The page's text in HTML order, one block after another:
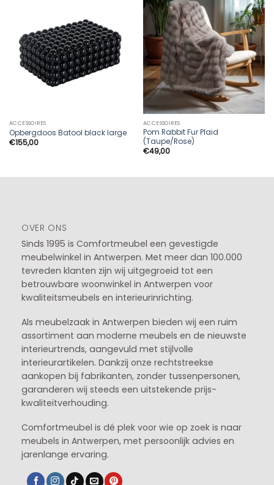
ACCESSOIRES
Opbergdoos Batool black large
€155,00
ACCESSOIRES
Pom Rabbit Fur Plaid
(Taupe/Rose)
€49,00
OVER ONS
Sinds 1995 is Comfortmeubel een gevestigde
meubelwinkel in Antwerpen. Met meer dan 100.000
tevreden klanten zijn wij uitgegroeid tot een
betrouwbare woonwinkel in Antwerpen voor
kwaliteitsmeubels en interieurinrichting.
Als meubelzaak in Antwerpen bieden wij een ruim
assortiment aan moderne meubels en de nieuwste
interieurtrends, aangevuld met stijlvolle
interieurartikelen. Dankzij onze rechtstreekse
aankopen bij fabrikanten, zonder tussenpersonen,
garanderen wij steeds een uitstekende prijs-
kwaliteitverhouding.
Comfortmeubel is dé plek voor wie op zoek is naar
meubels in Antwerpen, met persoonlijk advies en
jarenlange ervaring.